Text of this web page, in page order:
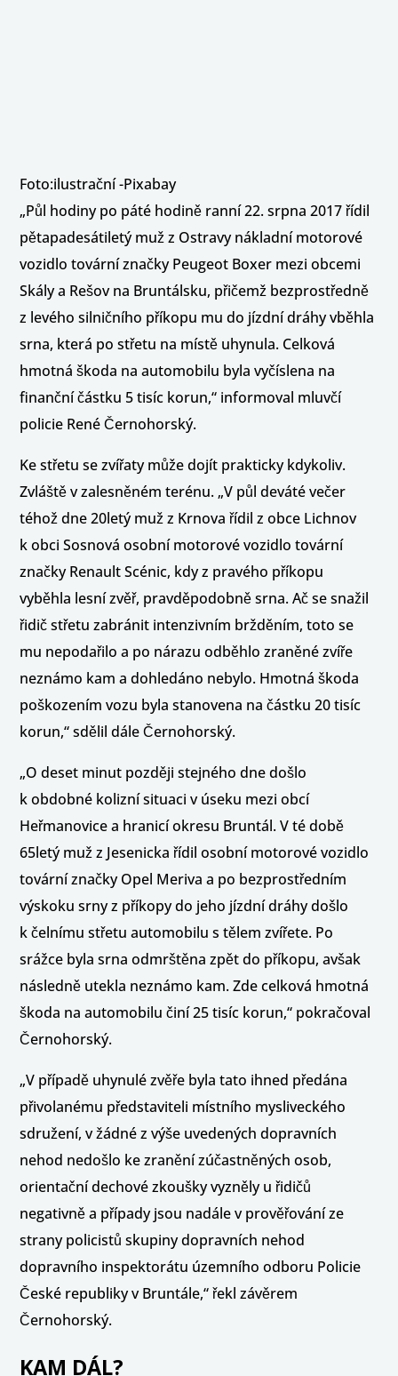
Foto:ilustrační -Pixabay
„Půl hodiny po páté hodině ranní 22. srpna 2017 řídil
pětapadesátiletý muž z Ostravy nákladní motorové
vozidlo tovární značky Peugeot Boxer mezi obcemi
Skály a Rešov na Bruntálsku, přičemž bezprostředně
z levého silničního příkopu mu do jízdní dráhy vběhla
srna, která po střetu na místě uhynula. Celková
hmotná škoda na automobilu byla vyčíslena na
finanční částku 5 tisíc korun,“ informoval mluvčí
policie René Černohorský.
Ke střetu se zvířaty může dojít prakticky kdykoliv.
Zvláště v zalesněném terénu. „V půl deváté večer
téhož dne 20letý muž z Krnova řídil z obce Lichnov
k obci Sosnová osobní motorové vozidlo tovární
značky Renault Scénic, kdy z pravého příkopu
vyběhla lesní zvěř, pravděpodobně srna. Ač se snažil
řidič střetu zabránit intenzivním bržděním, toto se
mu nepodařilo a po nárazu odběhlo zraněné zvíře
neznámo kam a dohledáno nebylo. Hmotná škoda
poškozením vozu byla stanovena na částku 20 tisíc
korun,“ sdělil dále Černohorský.
„O deset minut později stejného dne došlo
k obdobné kolizní situaci v úseku mezi obcí
Heřmanovice a hranicí okresu Bruntál. V té době
65letý muž z Jesenicka řídil osobní motorové vozidlo
tovární značky Opel Meriva a po bezprostředním
výskoku srny z příkopy do jeho jízdní dráhy došlo
k čelnímu střetu automobilu s tělem zvířete. Po
srážce byla srna odmrštěna zpět do příkopu, avšak
následně utekla neznámo kam. Zde celková hmotná
škoda na automobilu činí 25 tisíc korun,“ pokračoval
Černohorský.
„V případě uhynulé zvěře byla tato ihned předána
přivolanému představiteli místního mysliveckého
sdružení, v žádné z výše uvedených dopravních
nehod nedošlo ke zranění zúčastněných osob,
orientační dechové zkoušky vyzněly u řidičů
negativně a případy jsou nadále v prověřování ze
strany policistů skupiny dopravních nehod
dopravního inspektorátu územního odboru Policie
České republiky v Bruntále,“ řekl závěrem
Černohorský.
KAM DÁL?